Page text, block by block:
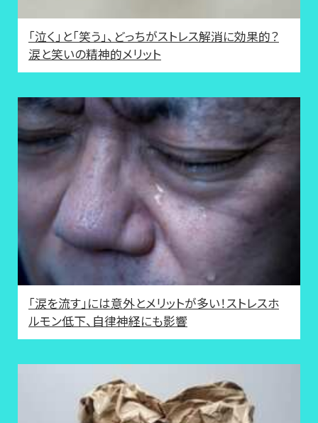
「泣く」と「笑う」、どっちがストレス解消に効果的？
涙と笑いの精神的メリット
「涙を流す」には意外とメリットが多い！ストレスホ
ルモン低下、自律神経にも影響